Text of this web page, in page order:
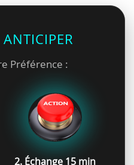
Préférence :
2. Échange 15 min